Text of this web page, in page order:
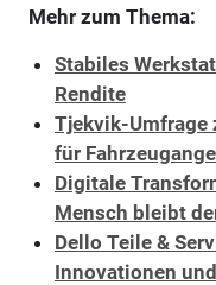
Mehr zum Thema:
Stabiles
Rendite
Tjekvik-Umfrage
für
Digitale
Mensch bleibt
Dello Teile &
Innovationen